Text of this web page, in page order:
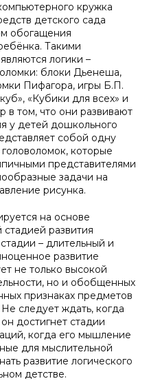
кружка
детского сада
обогащения
Такими
логики –
блоки Дьенеша,
Пифагора, игры Б.П.
«Кубики для всех» и
в том, что они развивают
у детей дошкольного
собой одну
которые
представителями
задачи на
рисунка.
на основе
развития
– длительный и
развитие
не только высокой
но и обобщенных
признаках предметов
следует ждать, когда
достигнет стадии
когда его мышление
для мыслительной
развитие логического
детстве.